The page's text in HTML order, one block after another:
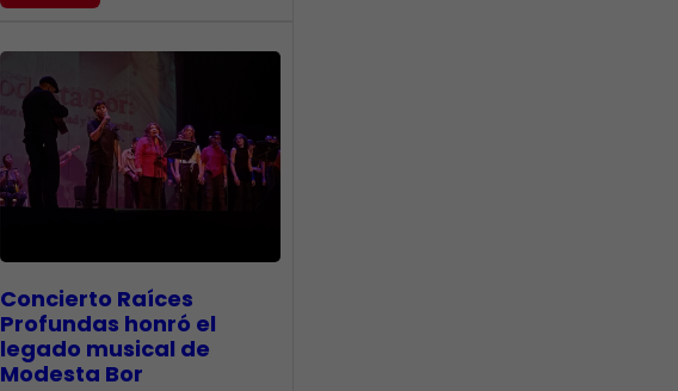
​Concierto Raíces
Profundas honró el
legado musical de
Modesta Bor